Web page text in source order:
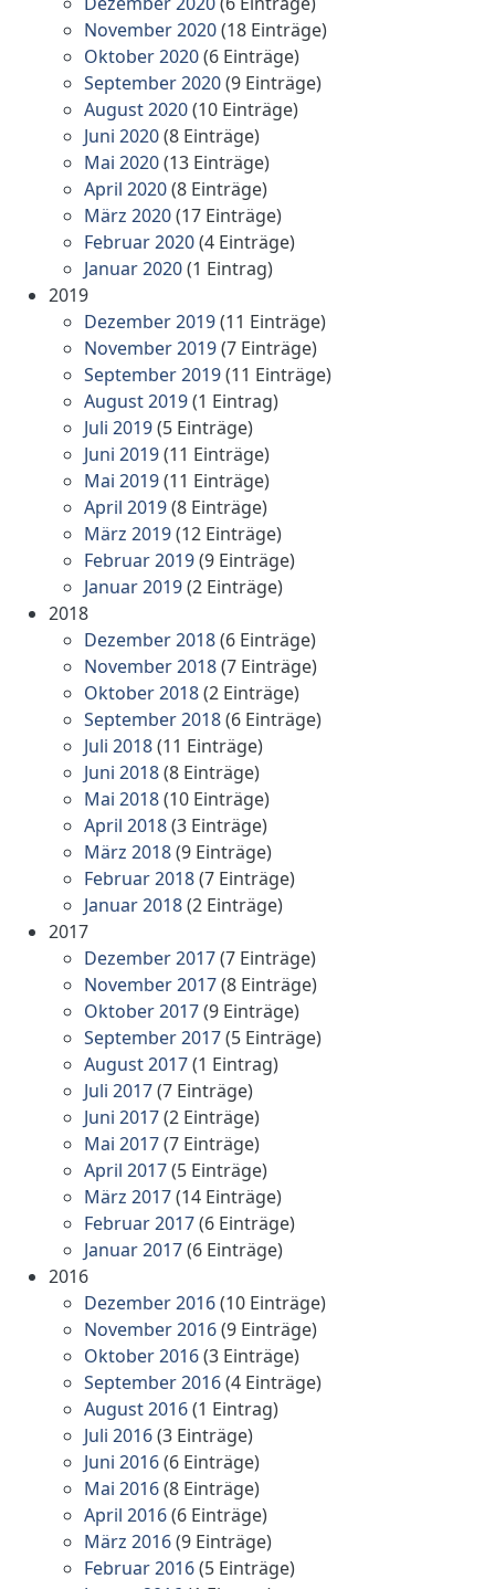
November 2020(18 Einträge)
Oktober 2020(6 Einträge)
September 2020(9 Einträge)
August 2020(10 Einträge)
Juni 2020(8 Einträge)
Mai 2020(13 Einträge)
April 2020(8 Einträge)
März 2020(17 Einträge)
Februar 2020(4 Einträge)
Januar 2020(1 Eintrag)
2019
Dezember 2019(11 Einträge)
November 2019(7 Einträge)
September 2019(11 Einträge)
August 2019(1 Eintrag)
Juli 2019(5 Einträge)
Juni 2019(11 Einträge)
Mai 2019(11 Einträge)
April 2019(8 Einträge)
März 2019(12 Einträge)
Februar 2019(9 Einträge)
Januar 2019(2 Einträge)
2018
Dezember 2018(6 Einträge)
November 2018(7 Einträge)
Oktober 2018(2 Einträge)
September 2018(6 Einträge)
Juli 2018(11 Einträge)
Juni 2018(8 Einträge)
Mai 2018(10 Einträge)
April 2018(3 Einträge)
März 2018(9 Einträge)
Februar 2018(7 Einträge)
Januar 2018(2 Einträge)
2017
Dezember 2017(7 Einträge)
November 2017(8 Einträge)
Oktober 2017(9 Einträge)
September 2017(5 Einträge)
August 2017(1 Eintrag)
Juli 2017(7 Einträge)
Juni 2017(2 Einträge)
Mai 2017(7 Einträge)
April 2017(5 Einträge)
März 2017(14 Einträge)
Februar 2017(6 Einträge)
Januar 2017(6 Einträge)
2016
Dezember 2016(10 Einträge)
November 2016(9 Einträge)
Oktober 2016(3 Einträge)
September 2016(4 Einträge)
August 2016(1 Eintrag)
Juli 2016(3 Einträge)
Juni 2016(6 Einträge)
Mai 2016(8 Einträge)
April 2016(6 Einträge)
März 2016(9 Einträge)
Februar 2016(5 Einträge)